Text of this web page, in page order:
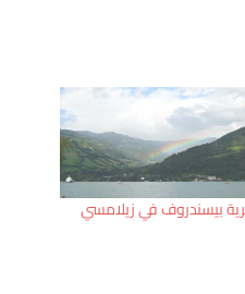
بيسندروف في زيلامسي